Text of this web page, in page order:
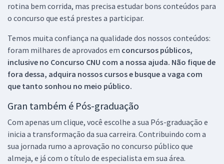
rotina bem corrida, mas precisa estudar bons conteúdos para
o concurso que está prestes a participar.
Temos muita confiança na qualidade dos nossos conteúdos:
foram milhares de aprovados em concursos públicos,
inclusive no Concurso CNU com a nossa ajuda. Não fique de
fora dessa, adquira nossos cursos e busque a vaga com
que tanto sonhou no meio público.
Gran também é Pós-graduação
Com apenas um clique, você escolhe a sua Pós-graduação e
inicia a transformação da sua carreira. Contribuindo com a
sua jornada rumo a aprovação no concurso público que
almeja, e já com o título de especialista em sua área.